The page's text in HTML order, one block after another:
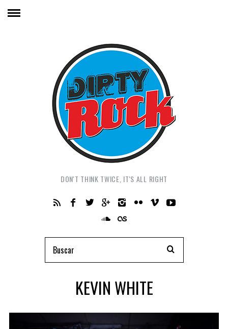
DON'T THINK TWICE, IT'S ALL RIGHT
KEVIN WHITE